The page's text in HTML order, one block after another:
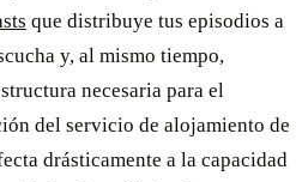
que distribuye tus episodios a
y, al mismo tiempo,
necesaria para el
del servicio de alojamiento de
drásticamente a la capacidad